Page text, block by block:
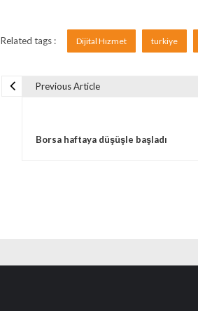
Related tags : Dijital Hızmet turkiye
Previous Article
Borsa haftaya düşüşle başladı